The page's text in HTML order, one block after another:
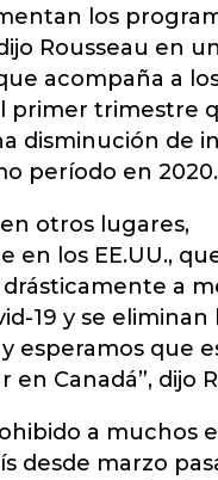
los
Rousseau en un
acompaña a
primer trimestre
disminución de
período en 2020.
otros lugares,
en los EE.UU.,
a
19 y se eliminan
esperamos que
en Canadá”, dijo
a muchos
desde marzo